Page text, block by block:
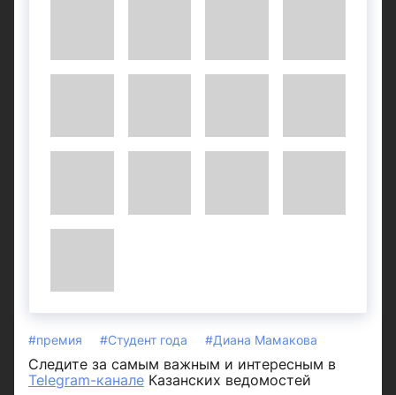
#премия #Студент года #Диана Мамакова
Следите за самым важным и интересным в
Telegram-канале Казанских ведомостей